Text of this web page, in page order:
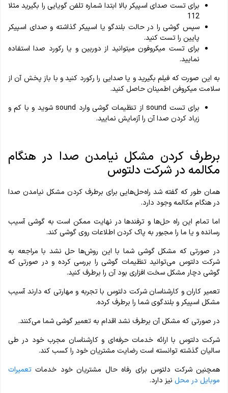
برای تست صدای اسپیکر بالا ابتدا شماره تلفن گویایی را بگیرید مثلا
112
سپس گوشی را در حالت بلندگو یا اسپیکر گذاشته و صدای اسپیکر
پایین را تست کنید.
برای تست میکروفون میتوانید از دوربین و یا رکورد صدا استفاده
نمایید.
به این صورت که فیلم بگیرید و یا صدایی را رکورد کنید و با باز پخش آن از
سلامت میکروفن اطمینان حاصل کنید.
برای تست sound از تنظیمات گوشی وارد sound شوید و با کم و
زیاد کردن صدا آن را آزمایش نمایید.
برطرف کردن مشکل نیامدن صدا در هنگام
مکالمه در شرکت دلتوس
همان طور که گفته شد راه‌حل‌هایی برای برطرف کردن مشکل نیامدن صدا
در هنگام مکالمه وجود دارد.
اما تمام این راه حل‌ها و ترفندها در نهایت ممکن است به گوشی آسیب
رسانده و یا ما را مجبور به پاک کردن اطلاعات روی گوشی کند.
در صورتی که مشکل گوشی شما با این روش‌ها حل نشد با مراجعه به
شرکت دلتوس می‌توانید تنظیمات گوشی را بررسی کرده و در صورتی که
گوشی دچار مشکل سخت افزاری بود آن را برطرف کنید.
تعمیر کاران و کارشناسان شرکت دلتوس با تجربه و مهارتی که دارند آسیب
مشکل اسپیکر و بلندگوی شما را برطرف کرده.
در صورتی که مشکل آن برطرف نشد اقدام به تعمیر گوشی شما می‌کنند.
شرکت دلتوس با ارائه خدمات حرفه‌ای و کارشناسان مجرب خود در طی
سالیان گذشته توانسته است رضایت مشتریان خود را کسب کند.
همچنین شرکت دلتوس برای رفاه حال مشتریان خود خدمات تعمیرات
موبایل در محل نیز دارد.